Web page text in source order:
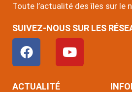
Toute l’actualité des îles sur le
SUIVEZ-NOUS SUR LES
F
a
c
e
Y
o
u
ACTUALITÉ